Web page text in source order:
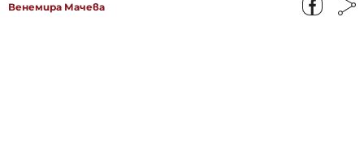
Венемира Мачева